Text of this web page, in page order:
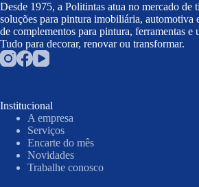
Desde 1975, a Politintas atua no mercado de
soluções para pintura imobiliária, automotiva
de complementos para pintura, ferramentas e
Tudo para decorar, renovar ou transformar.
Institucional
A empresa
Serviços
Encarte do mês
Novidades
Trabalhe conosco